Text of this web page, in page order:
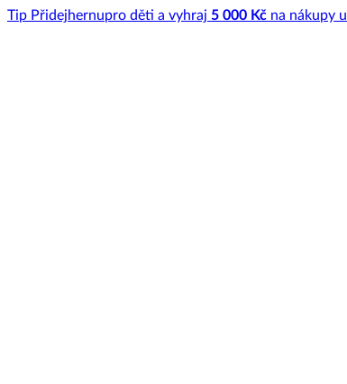
Tip Přidejhernupro děti a vyhraj 5 000 Kč na nákupy u